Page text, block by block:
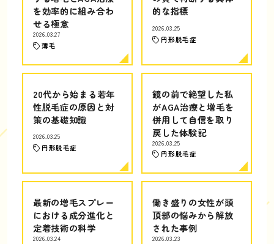
を効率的に組み合わ
せる極意
2026.03.27
薄毛
的な指標
2026.03.25
円形脱毛症
20代から始まる若年
性脱毛症の原因と対
策の基礎知識
2026.03.25
円形脱毛症
鏡の前で絶望した私
がAGA治療と増毛を
併用して自信を取り
戻した体験記
2026.03.25
円形脱毛症
最新の増毛スプレー
における成分進化と
定着技術の科学
2026.03.24
働き盛りの女性が頭
頂部の悩みから解放
された事例
2026.03.23